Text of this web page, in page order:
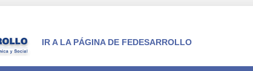
IR A LA PÁGINA DE FEDESARROLLO